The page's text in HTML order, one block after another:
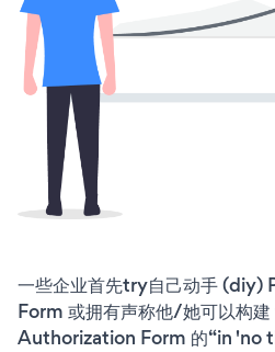
一些企业首先try自己动手
Form 或拥有声称他/她可以构
Authorization Form 的“in 'no